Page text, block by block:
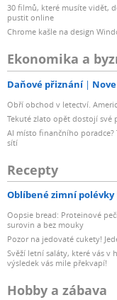
30 filmů, které musíte vidět,
pustit online
Chrome kašle na design
Ekonomika a
Daňové přiznání
Obří obchod v letectví.
Tekuté zlato opět dostojí své
AI místo finančního
sítí
Recepty
Oblíbené zimní polévky
Oopsie bread: Proteinové
surovin a bez mouky
Pozor na jedovaté cukety!
Svěží letní saláty, které vás v
výsledek vás mile překvapí!
Hobby a zábava